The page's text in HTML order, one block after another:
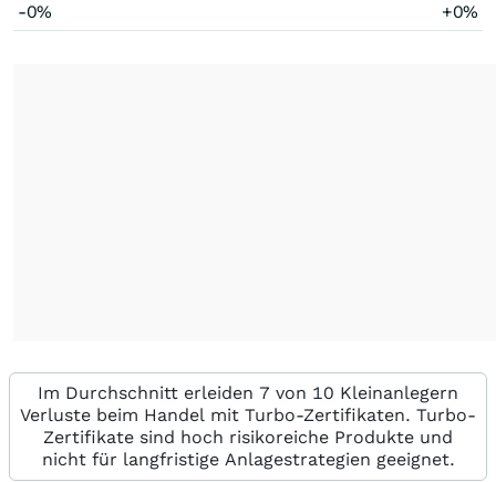
-0% +0%
Im Durchschnitt erleiden 7 von 10 Kleinanlegern
Verluste beim Handel mit Turbo-Zertifikaten. Turbo-
Zertifikate sind hoch risikoreiche Produkte und
nicht für langfristige Anlagestrategien geeignet.